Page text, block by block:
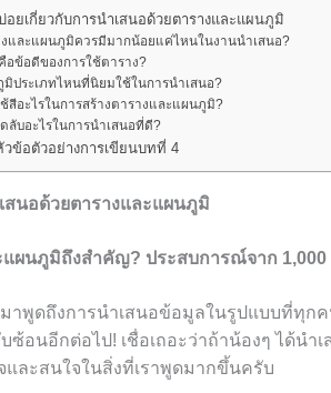
ยเกี่ยวกับการนำเสนอด้วยตารางและแผนภูมิ
งและแผนภูมิควรมีมากน้อยแค่ไหนในงานนำเสนอ?
อข้อดีของการใช้ตาราง?
ประเภทไหนที่นิยมใช้ในการนำเสนอ?
สีอะไรในการสร้างตารางและแผนภูมิ?
ลับอะไรในการนำเสนอที่ดี?
ข้อตัวอย่างการเขียนบทที่ 4
สนอด้วยตารางและแผนภูมิ
ผนภูมิถึงสำคัญ? ประสบการณ์จาก 1,000
พูดถึงการนำเสนอข้อมูลในรูปแบบที่ทุกค
อนอีกต่อไป! เชื่อเถอะว่าถ้าน้องๆ ได้นำ
และสนใจในสิ่งที่เราพูดมากขึ้นครับ